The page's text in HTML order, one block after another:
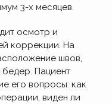
3-х месяцев.
осмотр и
коррекции. На
швов,
Пациент
его вопросы: как
виден ли